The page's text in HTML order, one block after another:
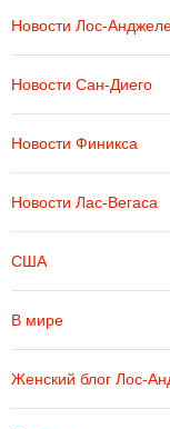
Новости Лос-
Новости Сан-Диего
Новости Финикса
Новости Лас-Вегаса
США
В мире
Женский блог Лос-